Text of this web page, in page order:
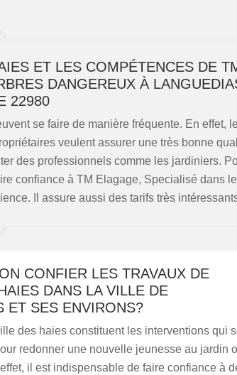
ET LES COMPÉTENCES DE
DANGEREUX À
22980
se faire de manière fréquente. En effet,
veulent assurer une très bonne
des professionnels comme les jardiniers.
confiance à TM Elagage, Specialisé dans
Il assure aussi des tarifs très
CONFIER LES TRAVAUX DE
DANS LA VILLE DE
ET SES ENVIRONS?
des haies constituent les interventions qui
redonner une nouvelle jeunesse au jardin
il est indispensable de faire confiance à